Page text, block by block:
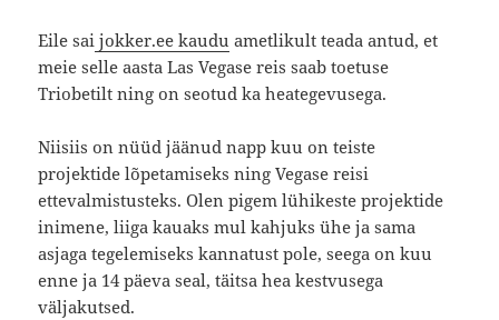
Eile sai jokker.ee kaudu ametlikult teada antud, et
meie selle aasta Las Vegase reis saab toetuse
Triobetilt ning on seotud ka heategevusega.
Niisiis on nüüd jäänud napp kuu on teiste
projektide lõpetamiseks ning Vegase reisi
ettevalmistusteks. Olen pigem lühikeste projektide
inimene, liiga kauaks mul kahjuks ühe ja sama
asjaga tegelemiseks kannatust pole, seega on kuu
enne ja 14 päeva seal, täitsa hea kestvusega
väljakutsed.